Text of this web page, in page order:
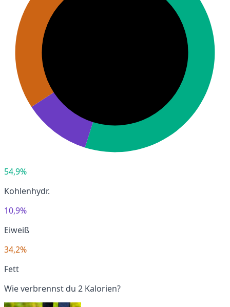
54,9%
Kohlenhydr.
10,9%
Eiweiß
34,2%
Fett
Wie verbrennst du 2 Kalorien?